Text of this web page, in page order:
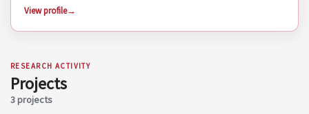
View profile
RESEARCH ACTIVITY
Projects
3 projects